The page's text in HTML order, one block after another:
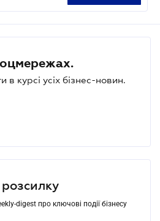
в курсі усіх бізнес-новин.
digest про ключові події бізнесу